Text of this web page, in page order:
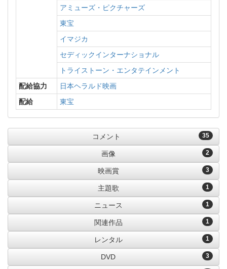
アミューズ・ピクチャーズ
東宝
イマジカ
セディックインターナショナル
トライストーン・エンタテインメント
配給協力
日本ヘラルド映画
配給
東宝
35
コメント
2
画像
3
映画賞
1
主題歌
1
ニュース
1
関連作品
1
レンタル
3
DVD